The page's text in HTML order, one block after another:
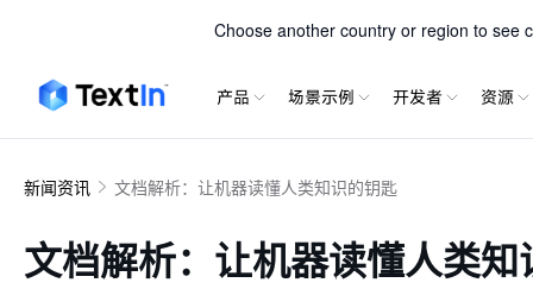
Choose another country or region to see
TextIn xParse
产品 场景示例 开发者 资源
新闻资讯 文档解析：让机器读懂人类知识的钥匙
文档解析：让机器读懂人类知